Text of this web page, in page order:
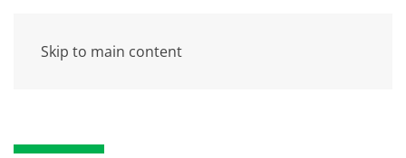
Skip to main content